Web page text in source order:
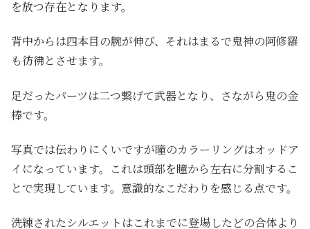
を放つ存在となります。
背中からは四本目の腕が伸び、それはまるで鬼神の阿修羅
も彷彿とさせます。
足だったパーツは二つ繋げて武器となり、さながら鬼の金
棒です。
写真では伝わりにくいですが瞳のカラーリングはオッドア
イになっています。これは頭部を瞳から左右に分割するこ
とで実現しています。意識的なこだわりを感じる点です。
洗練されたシルエットはこれまでに登場したどの合体より